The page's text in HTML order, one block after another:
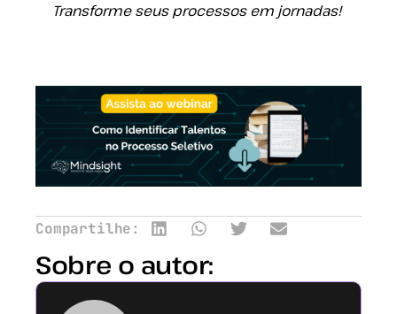
Transforme seus processos em jornadas!
Compartilhe:
Sobre o autor: